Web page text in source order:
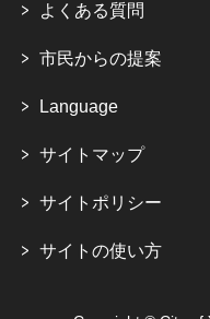
よくある質問
市民からの提案
Language
サイトマップ
サイトポリシー
サイトの使い方